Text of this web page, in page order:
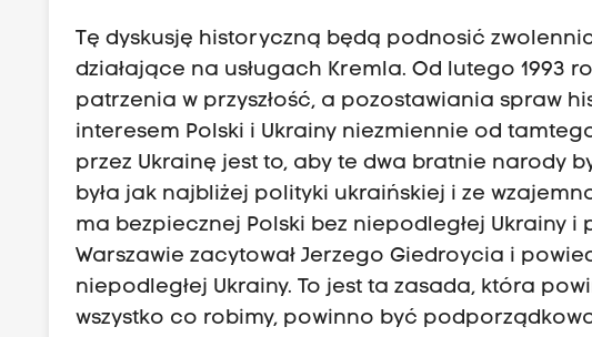
Tę dyskusję historyczną będą podnosić
działające na usługach Kremla. Od lutego 1993
patrzenia w przyszłość, a pozostawiania spraw
interesem Polski i Ukrainy niezmiennie od
przez Ukrainę jest to, aby te dwa bratnie narody
była jak najbliżej polityki ukraińskiej i ze
ma bezpiecznej Polski bez niepodległej Ukrainy i
Warszawie zacytował Jerzego Giedroycia i
niepodległej Ukrainy. To jest ta zasada, która
wszystko co robimy, powinno być